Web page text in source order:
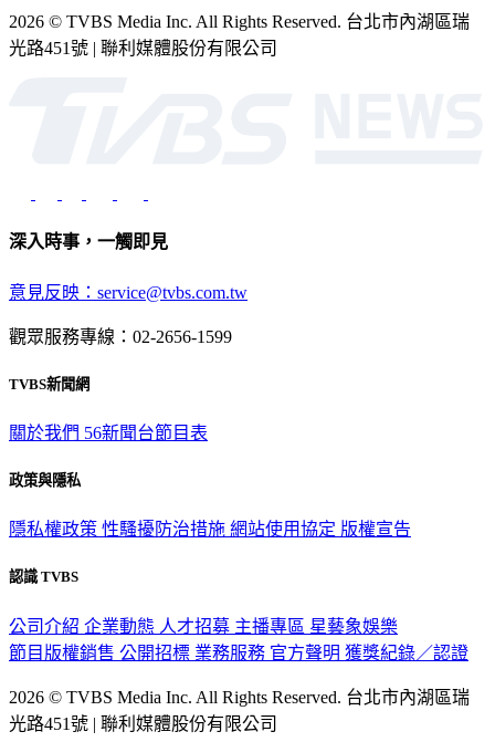
2026 © TVBS Media Inc. All Rights Reserved. 台北市內湖區瑞
光路451號 | 聯利媒體股份有限公司
深入時事，一觸即見
意見反映：service@tvbs.com.tw
觀眾服務專線：02-2656-1599
TVBS新聞網
關於我們 56新聞台節目表
政策與隱私
隱私權政策 性騷擾防治措施 網站使用協定 版權宣告
認識 TVBS
公司介紹 企業動態 人才招募 主播專區 星藝象娛樂
節目版權銷售 公開招標 業務服務 官方聲明 獲獎紀錄／認證
2026 © TVBS Media Inc. All Rights Reserved. 台北市內湖區瑞
光路451號 | 聯利媒體股份有限公司